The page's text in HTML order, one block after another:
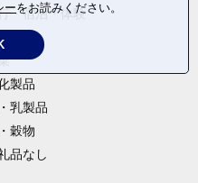
・宿泊・体験
製品
乳製品
穀物
品なし
ーをお読みください。